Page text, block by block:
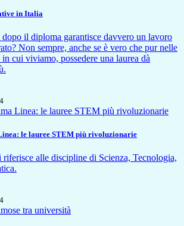
in Italia
il diploma garantisce davvero un lavoro
Non sempre, anche se è vero che pur nelle
cui viviamo, possedere una laurea dà
le lauree STEM più rivoluzionarie
alle discipline di Scienza, Tecnologia,